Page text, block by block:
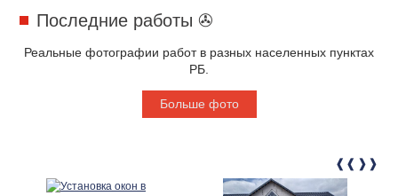
Последние работы ✇
Реальные фотографии работ в разных населенных пунктах
РБ.
Больше фото